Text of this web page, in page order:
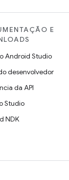
E
Android Studio
desenvolvedor
da API
Studio
NDK